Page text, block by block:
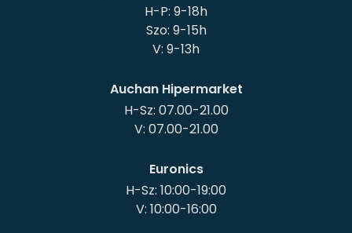
H-P: 9-18h
Szo: 9-15h
Auchan Hipermarket
H-Sz: 07.00-21.00
V: 07.00-21.00
Euronics
H-Sz: 10:00-19:00
V: 10:00-16:00